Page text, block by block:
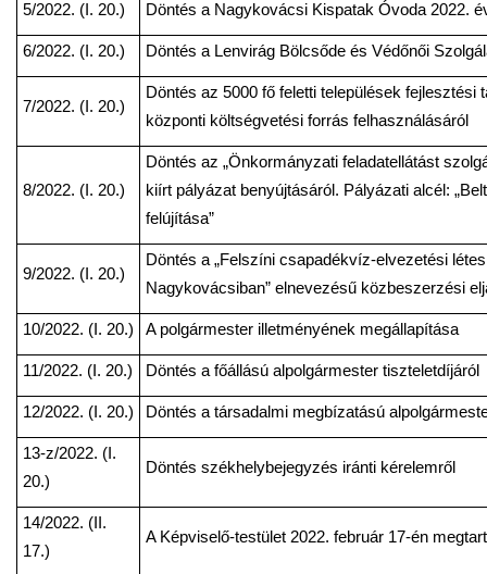
5/2022. (I. 20.) Döntés a Nagykovácsi Kispatak Óvoda 2022.
6/2022. (I. 20.) Döntés a Lenvirág Bölcsőde és Védőnői
7/2022. (I. 20.)
Döntés az 5000 fő feletti települések fejlesztési
központi költségvetési forrás felhasználásáról
8/2022. (I. 20.)
Döntés az „Önkormányzati feladatellátást
kiírt pályázat benyújtásáról. Pályázati alcél:
felújítása”
9/2022. (I. 20.)
Döntés a „Felszíni csapadékvíz-elvezetési
Nagykovácsiban” elnevezésű közbeszerzési
10/2022. (I. 20.) A polgármester illetményének megállapítása
11/2022. (I. 20.) Döntés a főállású alpolgármester tiszteletdíjáról
12/2022. (I. 20.) Döntés a társadalmi megbízatású
13-z/2022. (I.
20.)
Döntés székhelybejegyzés iránti kérelemről
14/2022. (II.
17.)
A Képviselő-testület 2022. február 17-én